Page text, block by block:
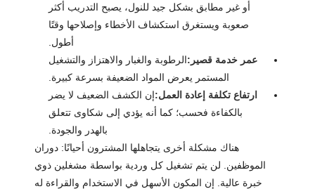
أو غير مطابق بشكل جيد للنول، يصبح التدريب أكثر
صعوبة ويستغرق استكشاف الأخطاء وإصلاحها وقتًا
أطول.
عمر خدمة قصير:الرطوبة والغبار والاهتزاز والتشغيل
المستمر يعرض المواد الضعيفة بسرعة كبيرة.
ارتفاع تكلفة إعادة العمل:إن الكشف الضعيف لا يضر
بالكفاءة فحسب؛ كما أنه يؤدي إلى شكاوى تتعلق
بالهدر والجودة.
هناك مشكلة أخرى يتجاهلها المشترون أحيانًا: دوران
الموظفين. لن يتم تشغيل كل وردية بواسطة مشغلين ذوي
خبرة عالية. إن المكون الأسهل في الاستخدام والقراءة له